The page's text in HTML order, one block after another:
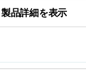
製品詳細を表示